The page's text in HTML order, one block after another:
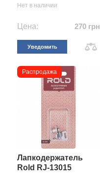
Нет в наличии
Цена: 270 грн
Уведомить
Распродажа
Лапкодержатель
Rold RJ-13015